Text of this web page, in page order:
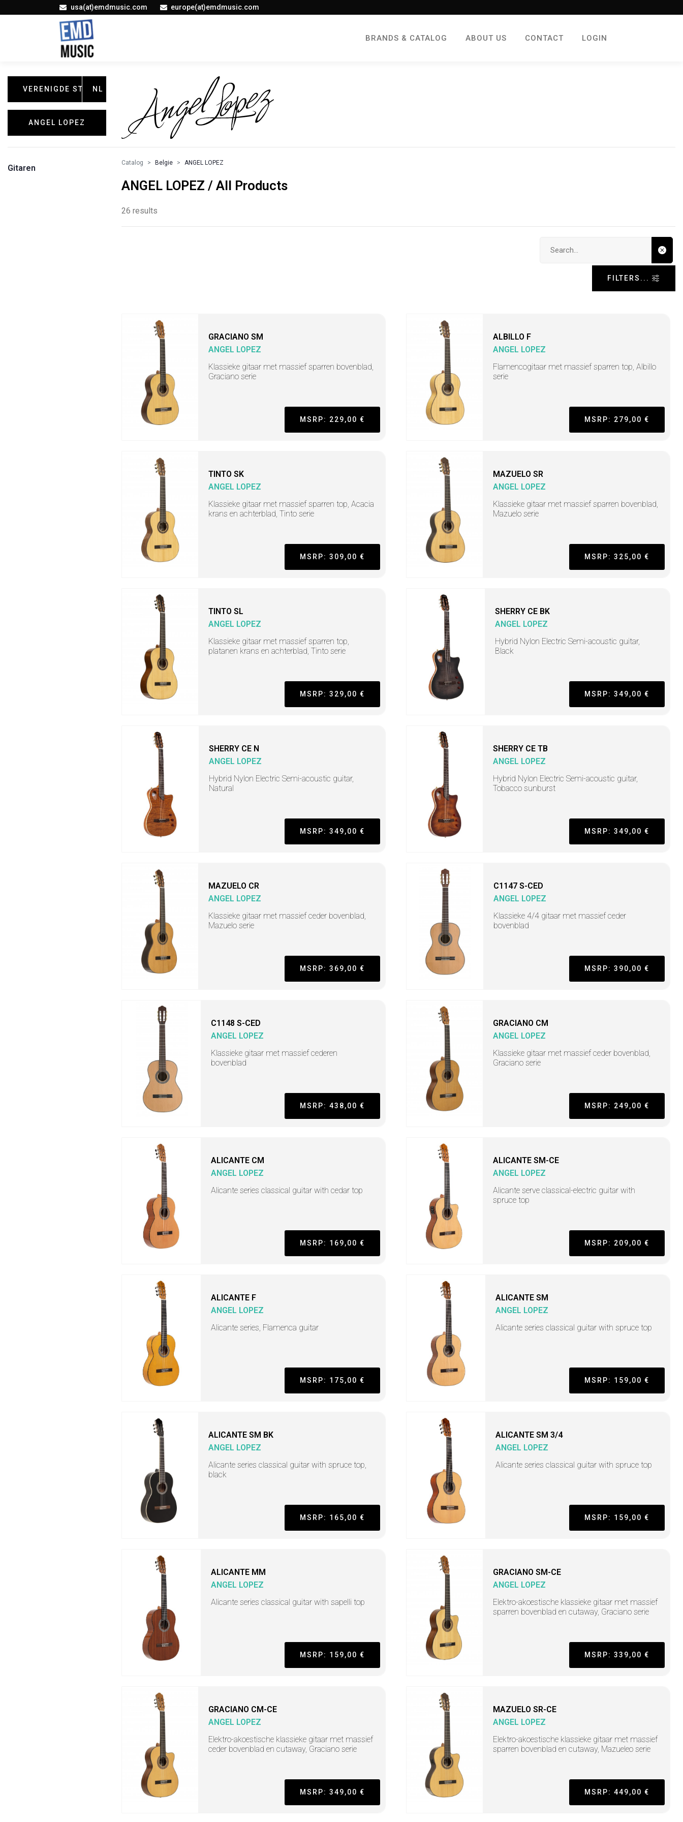
usa(at)emdmusic.com europe(at)emdmusic.com
BRANDS & CATALOG ABOUT US CONTACT LOGIN
VERENIGDE STATEN
NL
ANGEL LOPEZ
Gitaren
Catalog Belgie ANGEL LOPEZ
ANGEL LOPEZ / All Products
26 results
FILTERS...
GRACIANO SM
ANGEL LOPEZ
Klassieke gitaar met massief sparren bovenblad,
Graciano serie
MSRP: 229,00 €
ALBILLO F
ANGEL LOPEZ
Flamencogitaar met massief sparren top, Albillo
serie
MSRP: 279,00 €
TINTO SK
ANGEL LOPEZ
Klassieke gitaar met massief sparren top, Acacia
krans en achterblad, Tinto serie
MSRP: 309,00 €
MAZUELO SR
ANGEL LOPEZ
Klassieke gitaar met massief sparren bovenblad,
Mazuelo serie
MSRP: 325,00 €
TINTO SL
ANGEL LOPEZ
Klassieke gitaar met massief sparren top,
platanen krans en achterblad, Tinto serie
MSRP: 329,00 €
SHERRY CE BK
ANGEL LOPEZ
Hybrid Nylon Electric Semi-acoustic guitar,
Black
MSRP: 349,00 €
SHERRY CE N
ANGEL LOPEZ
Hybrid Nylon Electric Semi-acoustic guitar,
Natural
MSRP: 349,00 €
SHERRY CE TB
ANGEL LOPEZ
Hybrid Nylon Electric Semi-acoustic guitar,
Tobacco sunburst
MSRP: 349,00 €
MAZUELO CR
ANGEL LOPEZ
Klassieke gitaar met massief ceder bovenblad,
Mazuelo serie
MSRP: 369,00 €
C1147 S-CED
ANGEL LOPEZ
Klassieke 4/4 gitaar met massief ceder
bovenblad
MSRP: 390,00 €
C1148 S-CED
ANGEL LOPEZ
Klassieke gitaar met massief cederen
bovenblad
MSRP: 438,00 €
GRACIANO CM
ANGEL LOPEZ
Klassieke gitaar met massief ceder bovenblad,
Graciano serie
MSRP: 249,00 €
ALICANTE CM
ANGEL LOPEZ
Alicante series classical guitar with cedar top
MSRP: 169,00 €
ALICANTE SM-CE
ANGEL LOPEZ
Alicante serve classical-electric guitar with
spruce top
MSRP: 209,00 €
ALICANTE F
ANGEL LOPEZ
Alicante series, Flamenca guitar
MSRP: 175,00 €
ALICANTE SM
ANGEL LOPEZ
Alicante series classical guitar with spruce top
MSRP: 159,00 €
ALICANTE SM BK
ANGEL LOPEZ
Alicante series classical guitar with spruce top,
black
MSRP: 165,00 €
ALICANTE SM 3/4
ANGEL LOPEZ
Alicante series classical guitar with spruce top
MSRP: 159,00 €
ALICANTE MM
ANGEL LOPEZ
Alicante series classical guitar with sapelli top
MSRP: 159,00 €
GRACIANO SM-CE
ANGEL LOPEZ
Elektro-akoestische klassieke gitaar met massief
sparren bovenblad en cutaway, Graciano serie
MSRP: 339,00 €
GRACIANO CM-CE
ANGEL LOPEZ
Elektro-akoestische klassieke gitaar met massief
ceder bovenblad en cutaway, Graciano serie
MSRP: 349,00 €
MAZUELO SR-CE
ANGEL LOPEZ
Elektro-akoestische klassieke gitaar met massief
sparren bovenblad en cutaway, Mazueleo serie
MSRP: 449,00 €